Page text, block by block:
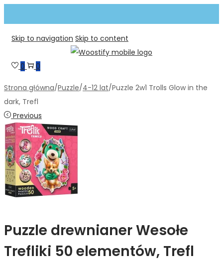
Skip to navigation Skip to content
0 0
Strona główna/Puzzle/4-12 lat/Puzzle 2w1 Trolls Glow in the
dark, Trefl
Previous
Puzzle drewnianer Wesołe
Trefliki 50 elementów, Trefl